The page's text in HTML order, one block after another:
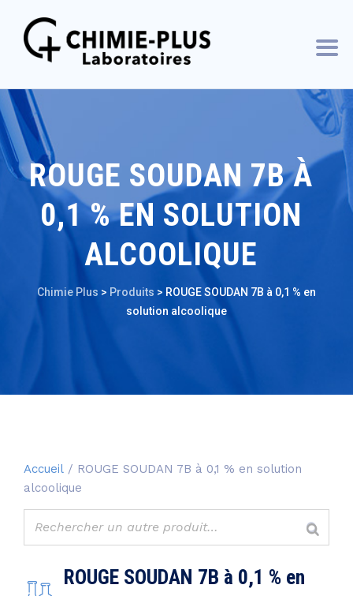
ROUGE SOUDAN 7B À
0,1 % EN SOLUTION
ALCOOLIQUE
Chimie Plus > Produits > ROUGE SOUDAN 7B à 0,1 % en
solution alcoolique
Accueil / ROUGE SOUDAN 7B à 0,1 % en solution
alcoolique
ROUGE SOUDAN 7B à 0,1 % en